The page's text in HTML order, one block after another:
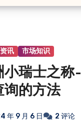
讯 市场知识
小瑞士之称
询的方法
年 9 月 6 日 2 评论